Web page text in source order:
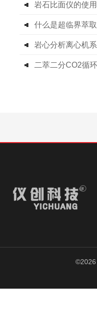
岩石比面仪的使
什么是超临界萃
©2026